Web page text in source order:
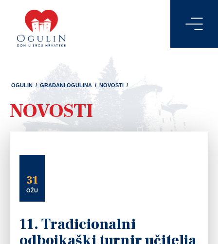
OGULIN / GRAĐANI OGULINA / NOVOSTI /
NOVOSTI
31
OŽU
11. Tradicionalni